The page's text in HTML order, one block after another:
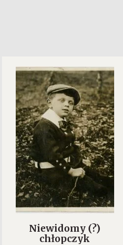
Niewidomy (?)
chłopczyk